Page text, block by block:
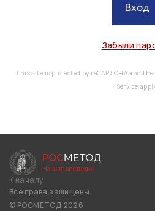
Вход
Забыли
This site is protected by reCAPTCHA and the
Service
К началу
Все права защищены
© РОСМЕТОД 2026